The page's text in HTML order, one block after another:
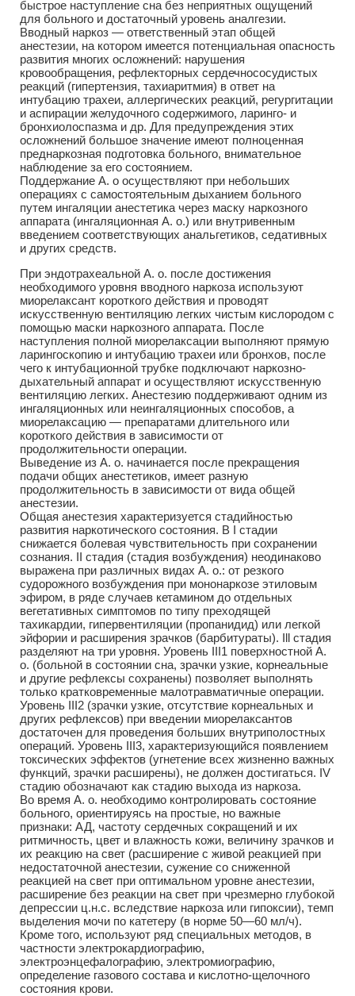
быстрое наступление сна без неприятных ощущений
для больного и достаточный уровень аналгезии.
Вводный наркоз — ответственный этап общей
анестезии, на котором имеется потенциальная опасность
развития многих осложнений: нарушения
кровообращения, рефлекторных сердечнососудистых
реакций (гипертензия, тахиаритмия) в ответ на
интубацию трахеи, аллергических реакций, регургитации
и аспирации желудочного содержимого, ларинго- и
бронхиолоспазма и др. Для предупреждения этих
осложнений большое значение имеют полноценная
преднаркозная подготовка больного, внимательное
наблюдение за его состоянием.
Поддержание А. о осуществляют при небольших
операциях с самостоятельным дыханием больного
путем ингаляции анестетика через маску наркозного
аппарата (ингаляционная А. о.) или внутривенным
введением соответствующих анальгетиков, седативных
и других средств.
При эндотрахеальной А. о. после достижения
необходимого уровня вводного наркоза используют
миорелаксант короткого действия и проводят
искусственную вентиляцию легких чистым кислородом с
помощью маски наркозного аппарата. После
наступления полной миорелаксации выполняют прямую
ларингоскопию и интубацию трахеи или бронхов, после
чего к интубационной трубке подключают наркозно-
дыхательный аппарат и осуществляют искусственную
вентиляцию легких. Анестезию поддерживают одним из
ингаляционных или неингаляционных способов, а
миорелаксацию — препаратами длительного или
короткого действия в зависимости от
продолжительности операции.
Выведение из А. о. начинается после прекращения
подачи общих анестетиков, имеет разную
продолжительность в зависимости от вида общей
анестезии.
Общая анестезия характеризуется стадийностью
развития наркотического состояния. В I стадии
снижается болевая чувствительность при сохранении
сознания. II стадия (стадия возбуждения) неодинаково
выражена при различных видах А. о.: от резкого
судорожного возбуждения при мононаркозе этиловым
эфиром, в ряде случаев кетамином до отдельных
вегетативных симптомов по типу преходящей
тахикардии, гипервентиляции (пропанидид) или легкой
эйфории и расширения зрачков (барбитураты). Ill стадия
разделяют на три уровня. Уровень III1 поверхностной А.
о. (больной в состоянии сна, зрачки узкие, корнеальные
и другие рефлексы сохранены) позволяет выполнять
только кратковременные малотравматичные операции.
Уровень III2 (зрачки узкие, отсутствие корнеальных и
других рефлексов) при введении миорелаксантов
достаточен для проведения больших внутриполостных
операций. Уровень III3, характеризующийся появлением
токсических эффектов (угнетение всех жизненно важных
функций, зрачки расширены), не должен достигаться. IV
стадию обозначают как стадию выхода из наркоза.
Во время А. о. необходимо контролировать состояние
больного, ориентируясь на простые, но важные
признаки: АД, частоту сердечных сокращений и их
ритмичность, цвет и влажность кожи, величину зрачков и
их реакцию на свет (расширение с живой реакцией при
недостаточной анестезии, сужение со сниженной
реакцией на свет при оптимальном уровне анестезии,
расширение без реакции на свет при чрезмерно глубокой
депрессии ц.н.с. вследствие наркоза или гипоксии), темп
выделения мочи по катетеру (в норме 50—60 мл/ч).
Кроме того, используют ряд специальных методов, в
частности электрокардиографию,
электроэнцефалографию, электромиографию,
определение газового состава и кислотно-щелочного
состояния крови.